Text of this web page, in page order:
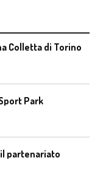
Colletta di Torino
Park
partenariato